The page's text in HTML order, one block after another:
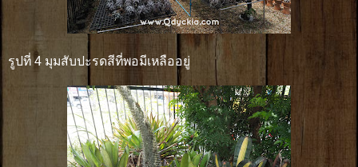
รูปที่ 4 มุมสับปะรดสีที่พอมีเหลืออยู่